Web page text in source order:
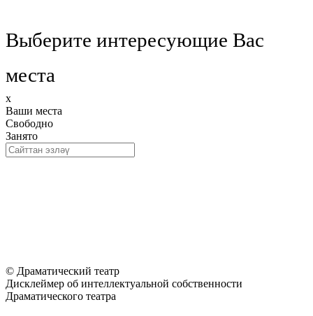
Выберите интересующие Вас
места
x
Ваши места
Свободно
Занято
© Драматический театр
Дисклеймер об интеллектуальной собственности
Драматического театра